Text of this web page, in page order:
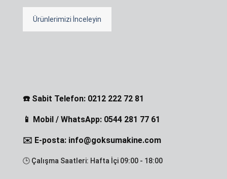
Ürünlerimizi İnceleyin
☎️ Sabit Telefon: 0212 222 72 81
📱 Mobil / WhatsApp: 0544 281 77 61
✉️ E-posta: info@goksumakine.com
🕒 Çalışma Saatleri: Hafta İçi 09:00 - 18:00